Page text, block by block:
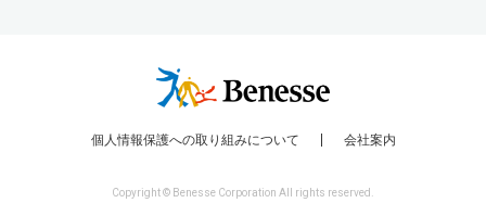
個人情報保護への取り組みについて 会社案内
Copyright © Benesse Corporation All rights reserved.